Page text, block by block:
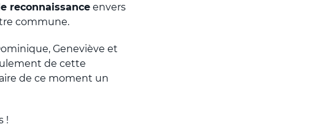
reconnaissanceenvers
commune.
Geneviève et
de cette
de ce moment un
!